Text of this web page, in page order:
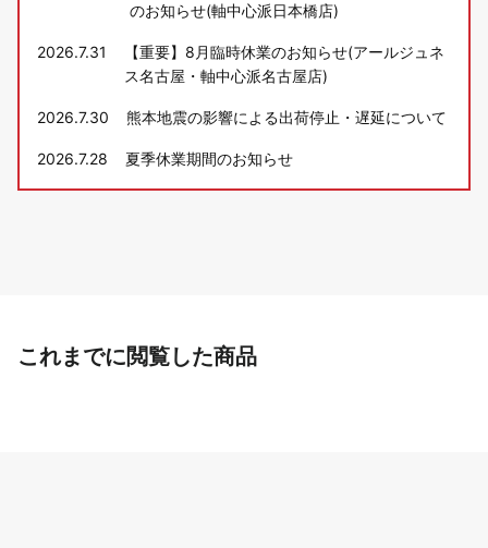
のお知らせ(軸中心派日本橋店)
2026.7.31
【重要】8月臨時休業のお知らせ(アールジュネ
ス名古屋・軸中心派名古屋店)
2026.7.30 熊本地震の影響による出荷停止・遅延について
2026.7.28 夏季休業期間のお知らせ
これまでに閲覧した商品